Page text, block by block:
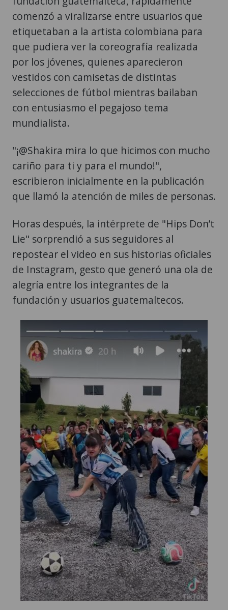
comenzó a viralizarse entre usuarios que
etiquetaban a la artista colombiana para
que pudiera ver la coreografía realizada
por los jóvenes, quienes aparecieron
vestidos con camisetas de distintas
selecciones de fútbol mientras bailaban
con entusiasmo el pegajoso tema
mundialista.
"¡@Shakira mira lo que hicimos con mucho
cariño para ti y para el mundo!",
escribieron inicialmente en la publicación
que llamó la atención de miles de personas.
Horas después, la intérprete de "Hips Don’t
Lie" sorprendió a sus seguidores al
repostear el video en sus historias oficiales
de Instagram, gesto que generó una ola de
alegría entre los integrantes de la
fundación y usuarios guatemaltecos.